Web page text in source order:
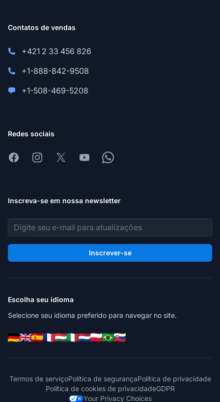
Contatos de vendas
+421 2 33 456 826
+1-888-842-9508
+1-508-469-5208
Redes sociais
FacebookInstagram
X YoutubeWhatsapp
Inscreva-se em nossa newsletter
Endereço de e-mail
Inscrever-se
Escolha seu idioma
Selecione seu idioma preferido para navegar no site.
Termos de serviçoPolítica de segurançaPolítica de privacidade
Política de cookies de privacidadeGDPR
Your Privacy Choices